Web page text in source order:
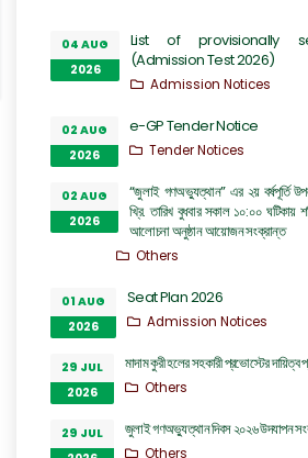
04 AUG
2026
List of provisionally
(Admission Test 2026)
Admission Notices
02 AUG
2026
e-GP Tender Notice
Tender Notices
02 AUG
2026
“জুলাই গণঅভ্যুত্থান” এর ২য় বর্ষপূর্তি
খ্রি. তারিখ বুধবার সকাল ১০:০০ ঘটিকায়
আলোচনা অনুষ্ঠান আয়োজন সংক্রান্ত
Others
01 AUG
2026
Seat Plan 2026
Admission Notices
29 JUL
2026
মাদাম কুরী হলের সহকারী প্রভোস্টের
Others
29 JUL
জুলাই গণঅভ্যুত্থান দিবস ২০২৬ উদযাপন
Others